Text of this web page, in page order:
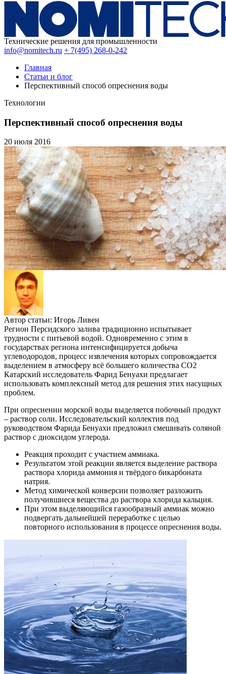
Технические решения для промышленности
info@nomitech.ru + 7(495) 268-0-242
Главная
Статьи и блог
Перспективный способ опреснения воды
Технологии
Перспективный способ опреснения воды
20 июля 2016
Автор статьи: Игорь Ливен
Регион Персидского залива традиционно испытывает
трудности с питьевой водой. Одновременно с этим в
государствах региона интенсифицируется добыча
углеводородов, процесс извлечения которых сопровождается
выделением в атмосферу всё большего количества СО2
Катарский исследователь Фарид Бенуахи предлагает
использовать комплексный метод для решения этих насущных
проблем.
При опреснении морской воды выделяется побочный продукт
– раствор соли. Исследовательский коллектив под
руководством Фарида Бенуахи предложил смешивать соляной
раствор с диоксидом углерода.
Реакция проходит с участием аммиака.
Результатом этой реакции является выделение раствора
раствора хлорида аммония и твёрдого бикарбоната
натрия.
Метод химической конверсии позволяет разложить
получившиеся вещества до раствора хлорида кальция.
При этом выделяющийся газообразный аммиак можно
подвергать дальнейшей переработке с целью
повторного использования в процессе опреснения воды.